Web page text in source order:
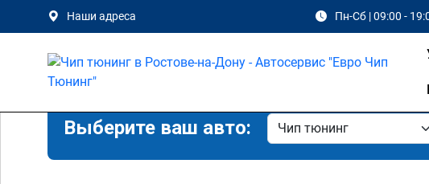
Наши адреса Пн-Сб | 09:00 -
Выберите ваш авто: